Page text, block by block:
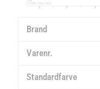
Brand
Varenr.
Standardfarve